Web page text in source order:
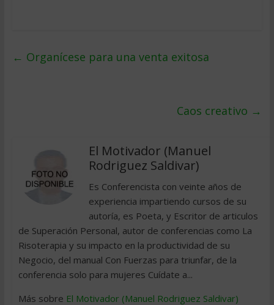
← Organícese para una venta exitosa
Caos creativo →
El Motivador (Manuel
Rodriguez Saldivar)
Es Conferencista con veinte años de
experiencia impartiendo cursos de su
autoría, es Poeta, y Escritor de articulos
de Superación Personal, autor de conferencias como La
Risoterapia y su impacto en la productividad de su
Negocio, del manual Con Fuerzas para triunfar, de la
conferencia solo para mujeres Cuídate a...
Más sobre El Motivador (Manuel Rodriguez Saldivar)